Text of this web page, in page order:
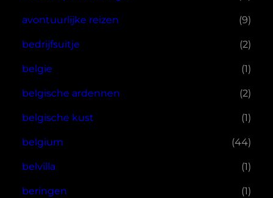
avontuurlijke reizen (9)
bedrijfsuitje (2)
belgie (1)
belgische ardennen (2)
belgische kust (1)
belgium (44)
belvilla (1)
beringen (1)